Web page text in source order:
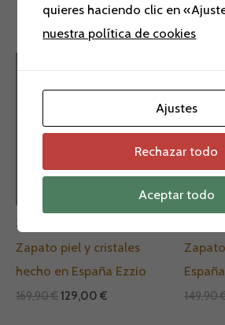
Productos relacionados
Zapatos
Zapato piel y cristales
hecho en España Ezzio
169,90€
precio
original
129,00 €
precio
actual
149,90
quieres haciendo clic en
nuestra política de cookies
Ajustes
Rechazar todo
Aceptar todo